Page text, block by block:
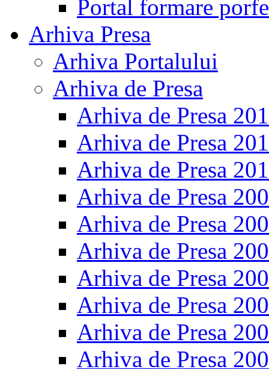
Portal formare
Arhiva Presa
Arhiva Portalului
Arhiva de Presa
Arhiva de Presa
Arhiva de Presa
Arhiva de Presa
Arhiva de Presa
Arhiva de Presa
Arhiva de Presa
Arhiva de Presa
Arhiva de Presa
Arhiva de Presa
Arhiva de Presa